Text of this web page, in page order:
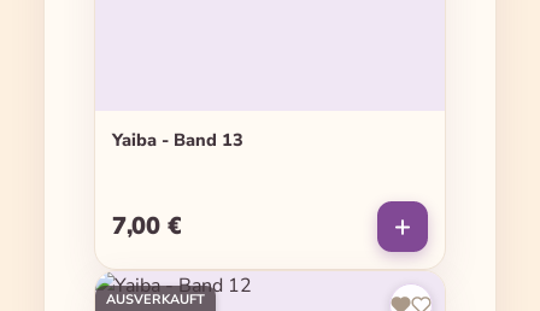
Yaiba - Band 13
Regulärer Preis:
7,00 €
AUSVERKAUFT